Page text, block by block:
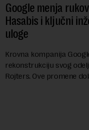
Google menja
Hasabis i ključni
uloge
Krovna kompanija
rekonstrukciju svog
Rojters. Ove promene